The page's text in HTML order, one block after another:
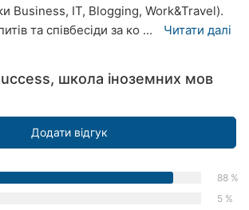
Business, IT, Blogging, Work&Travel).
та співбесіди за ко ...
Читати далі
школа іноземних мов
Додати відгук
88 %
5 %